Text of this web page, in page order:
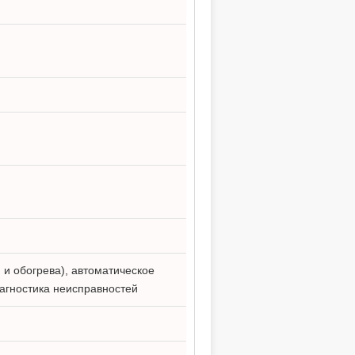
обогрева), автоматическое
неисправностей